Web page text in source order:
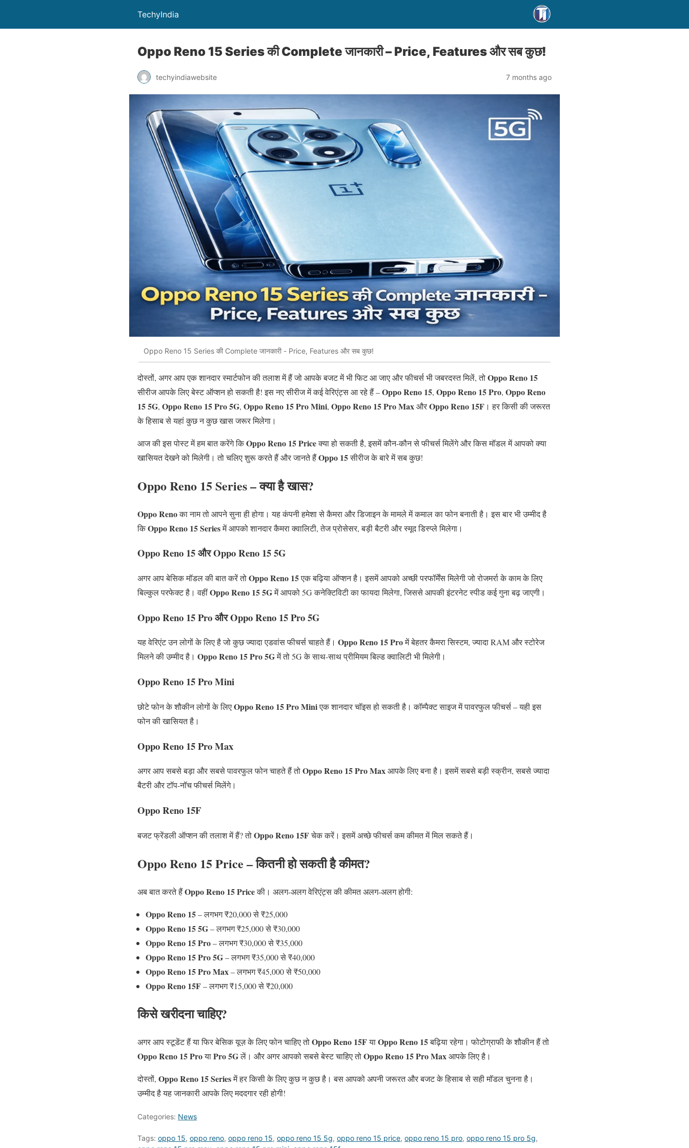
TechyIndia
Oppo Reno 15 Series की Complete जानकारी – Price, Features और सब कुछ!
techyindiawebsite 7 months ago
Oppo Reno 15 Series की Complete जानकारी - Price, Features और सब कुछ!
दोस्तों, अगर आप एक शानदार स्मार्टफोन की तलाश में हैं जो आपके बजट में भी फिट आ जाए और फीचर्स भी जबरदस्त मिलें, तोOppo Reno 15
सीरीज आपके लिए बेस्ट ऑप्शन हो सकती है! इस नए सीरीज में कई वेरिएंट्स आ रहे हैं –Oppo Reno 15, Oppo Reno 15 Pro, Oppo Reno
15 5G, Oppo Reno 15 Pro 5G, Oppo Reno 15 Pro Mini, Oppo Reno 15 Pro MaxऔरOppo Reno 15F । हर किसी की जरूरत
के हिसाब से यहां कुछ न कुछ खास जरूर मिलेगा।
आज की इस पोस्ट में हम बात करेंगे किOppo Reno 15 Priceक्या हो सकती है, इसमें कौन-कौन से फीचर्स मिलेंगे और किस मॉडल में आपको क्या
खासियत देखने को मिलेगी। तो चलिए शुरू करते हैं और जानते हैंOppo 15सीरीज के बारे में सब कुछ!
Oppo Reno 15 Series – क्या है खास?
Oppo Renoका नाम तो आपने सुना ही होगा। यह कंपनी हमेशा से कैमरा और डिजाइन के मामले में कमाल का फोन बनाती है। इस बार भी उम्मीद है
किOppo Reno 15 Seriesमें आपको शानदार कैमरा क्वालिटी, तेज प्रोसेसर, बड़ी बैटरी और स्मूद डिस्प्ले मिलेगा।
Oppo Reno 15 और Oppo Reno 15 5G
अगर आप बेसिक मॉडल की बात करें तोOppo Reno 15एक बढ़िया ऑप्शन है। इसमें आपको अच्छी परफॉर्मेंस मिलेगी जो रोजमर्रा के काम के लिए
बिल्कुल परफेक्ट है। वहींOppo Reno 15 5Gमें आपको 5G कनेक्टिविटी का फायदा मिलेगा, जिससे आपकी इंटरनेट स्पीड कई गुना बढ़ जाएगी।
Oppo Reno 15 Pro और Oppo Reno 15 Pro 5G
यह वेरिएंट उन लोगों के लिए है जो कुछ ज्यादा एडवांस फीचर्स चाहते हैं। Oppo Reno 15 Proमें बेहतर कैमरा सिस्टम, ज्यादा RAM और स्टोरेज
मिलने की उम्मीद है। Oppo Reno 15 Pro 5Gमें तो 5G के साथ-साथ प्रीमियम बिल्ड क्वालिटी भी मिलेगी।
Oppo Reno 15 Pro Mini
छोटे फोन के शौकीन लोगों के लिएOppo Reno 15 Pro Miniएक शानदार चॉइस हो सकती है। कॉम्पैक्ट साइज में पावरफुल फीचर्स – यही इस
फोन की खासियत है।
Oppo Reno 15 Pro Max
अगर आप सबसे बड़ा और सबसे पावरफुल फोन चाहते हैं तोOppo Reno 15 Pro Maxआपके लिए बना है। इसमें सबसे बड़ी स्क्रीन, सबसे ज्यादा
बैटरी और टॉप-नॉच फीचर्स मिलेंगे।
Oppo Reno 15F
बजट फ्रेंडली ऑप्शन की तलाश में हैं? तोOppo Reno 15Fचेक करें। इसमें अच्छे फीचर्स कम कीमत में मिल सकते हैं।
Oppo Reno 15 Price – कितनी हो सकती है कीमत?
अब बात करते हैंOppo Reno 15 Priceकी। अलग-अलग वेरिएंट्स की कीमत अलग-अलग होगी:
Oppo Reno 15– लगभग ₹20,000 से ₹25,000
Oppo Reno 15 5G– लगभग ₹25,000 से ₹30,000
Oppo Reno 15 Pro– लगभग ₹30,000 से ₹35,000
Oppo Reno 15 Pro 5G– लगभग ₹35,000 से ₹40,000
Oppo Reno 15 Pro Max– लगभग ₹45,000 से ₹50,000
Oppo Reno 15F– लगभग ₹15,000 से ₹20,000
किसे खरीदना चाहिए?
अगर आप स्टूडेंट हैं या फिर बेसिक यूज़ के लिए फोन चाहिए तोOppo Reno 15FयाOppo Reno 15बढ़िया रहेगा। फोटोग्राफी के शौकीन हैं तो
Oppo Reno 15 ProयाPro 5Gलें। और अगर आपको सबसे बेस्ट चाहिए तोOppo Reno 15 Pro Maxआपके लिए है।
दोस्तों, Oppo Reno 15 Seriesमें हर किसी के लिए कुछ न कुछ है। बस आपको अपनी जरूरत और बजट के हिसाब से सही मॉडल चुनना है।
उम्मीद है यह जानकारी आपके लिए मददगार रही होगी!
Categories: News
Tags: oppo 15, oppo reno, oppo reno 15, oppo reno 15 5g, oppo reno 15 price, oppo reno 15 pro, oppo reno 15 pro 5g,